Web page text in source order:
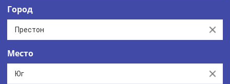
Город
Clear
Место
Clear